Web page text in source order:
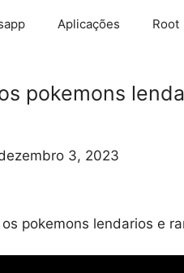
Aplicações Root
pokemons
3, 2023
pokemons lendarios e